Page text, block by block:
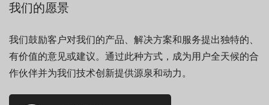
我们的愿景
我们鼓励客户对我们的产品、解决方案和服务提出独特的、
有价值的意见或建议。通过此种方式，成为用户全天候的合
作伙伴并为我们技术创新提供源泉和动力。